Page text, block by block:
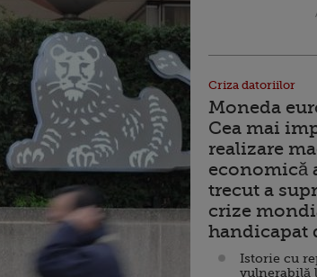
Criza datoriilor
Moneda
Cea mai
realizare
economică
trecut a
crize
handicapat
Istorie cu
vulnerabilă